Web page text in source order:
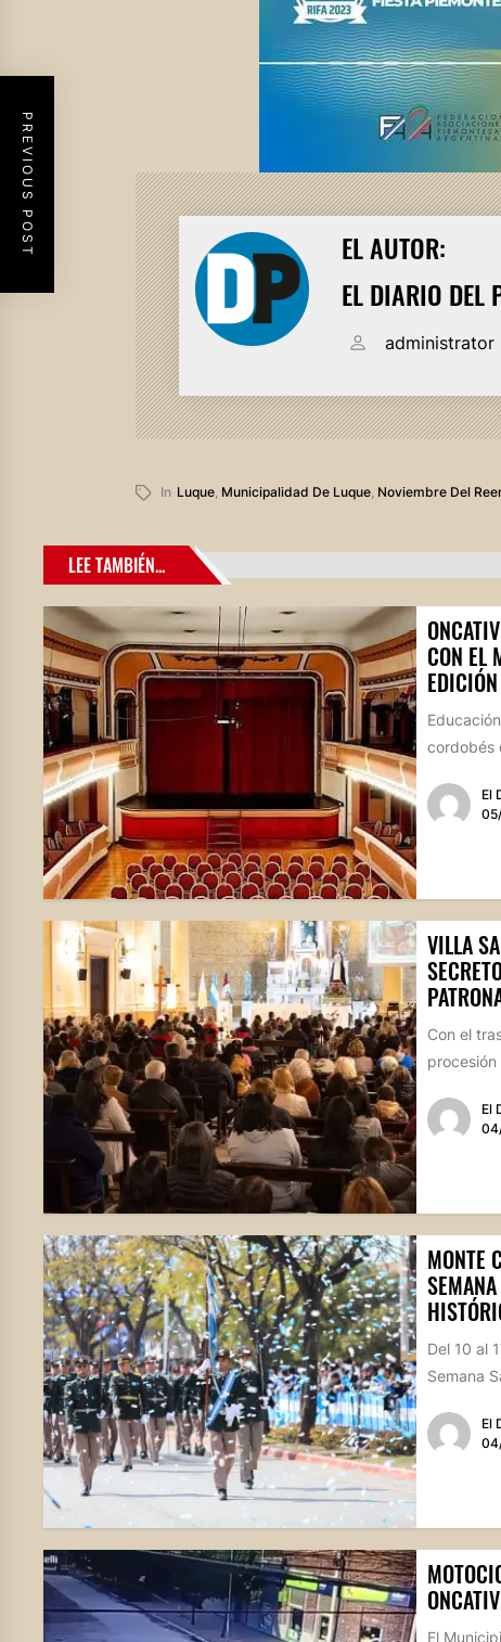
EL AUTOR:
EL DIARIO DEL
administrator
In Luque, Municipalidad De Luque, Noviembre Del
PREVIOUS POST
LEE TAMBIÉN...
CON EL
cordobés
El
VILLA
Con el
procesión
El
MONTE
Del 10 al
Semana
El
El